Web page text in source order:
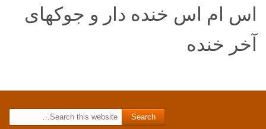
اس ام اس خنده دار و جوکهای
آخر خنده